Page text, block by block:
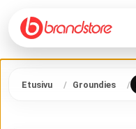
Etusivu Groundies